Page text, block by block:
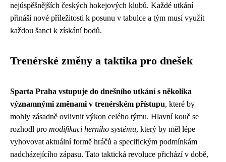
nejúspěšnějších českých hokejových klubů. Každé utkání
přináší nové příležitosti k posunu v tabulce a tým musí využít
každou šanci k získání bodů.
Trenérské změny a taktika pro dnešek
Sparta Praha vstupuje do dnešního utkání s několika
významnými změnami v trenérském přístupu, které by
mohly zásadně ovlivnit výkon celého týmu. Hlavní kouč se
rozhodl pro modifikaci herního systému, který by měl lépe
vyhovovat aktuální formě hráčů a specifickým podmínkám
nadcházejícího zápasu. Tato taktická revoluce přichází v době,